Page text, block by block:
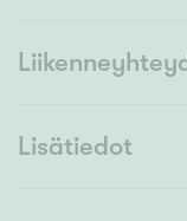
Lisätiedot